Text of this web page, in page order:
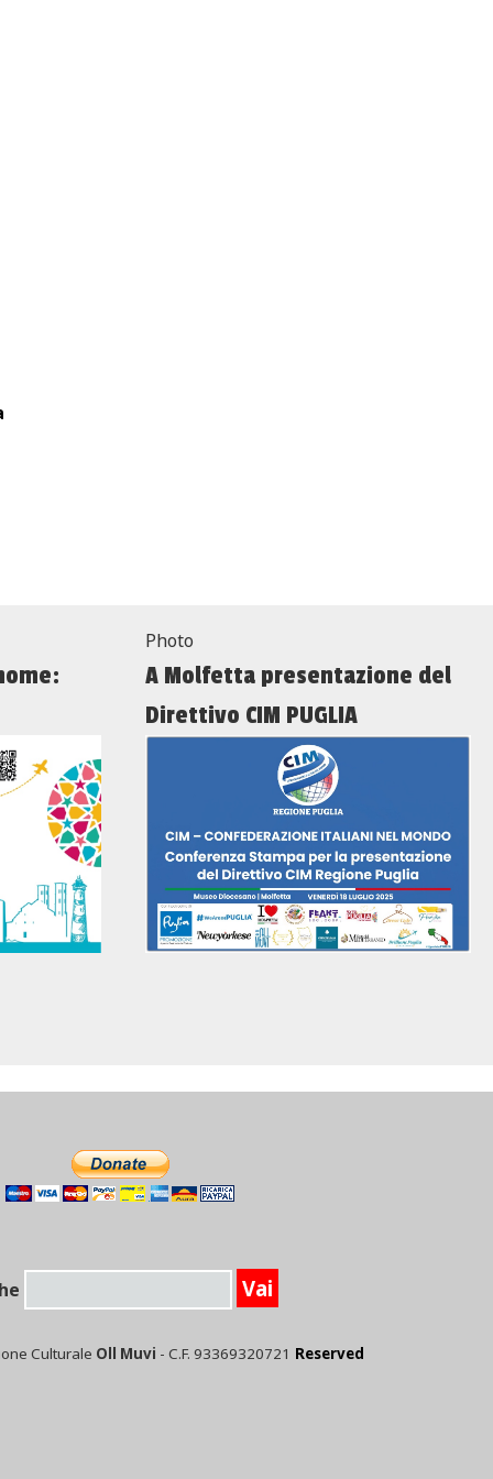
Photo
A Molfetta presentazione del
Direttivo CIM PUGLIA
Culturale Oll Muvi - C.F. 93369320721 Reserved